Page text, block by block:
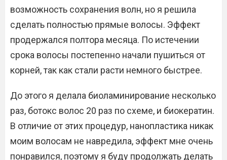
возможность сохранения волн, но я решила
сделать полностью прямые волосы. Эффект
продержался полтора месяца. По истечении
срока волосы постепенно начали пушиться от
корней, так как стали расти немного быстрее.
До этого я делала биоламинирование несколько
раз, ботокс волос 20 раз по схеме, и биокератин.
В отличие от этих процедур, нанопластика никак
моим волосам не навредила, эффект мне очень
понравился, поэтому я буду продолжать делать